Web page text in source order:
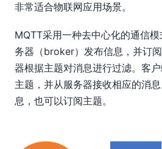
非常适合物联网应用场景。
MQTT采用一种去中心化的通信
务器（broker）发布信息，并订
器根据主题对消息进行过滤。客
主题，并从服务器接收相应的消
息，也可以订阅主题。